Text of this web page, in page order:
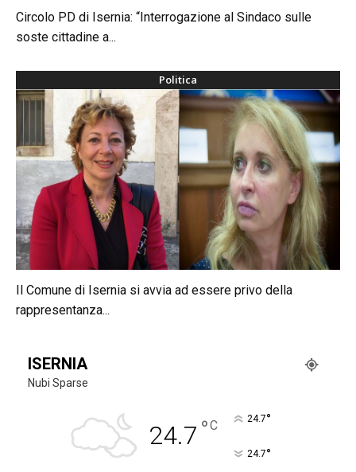
Circolo PD di Isernia: “Interrogazione al Sindaco sulle
soste cittadine a...
Politica
Il Comune di Isernia si avvia ad essere privo della
rappresentanza...
ISERNIA
Nubi Sparse
24.7 °C 24.7°
24.7°